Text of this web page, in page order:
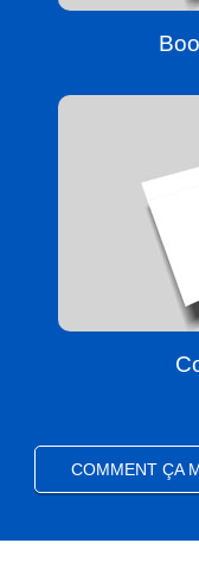
COMMENT ÇA